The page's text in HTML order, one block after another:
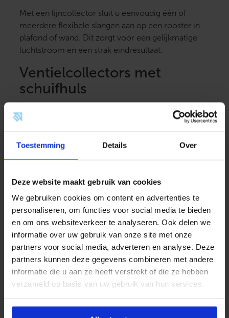
Toestemming Details Over
Deze website maakt gebruik van cookies
We gebruiken cookies om content en advertenties te
personaliseren, om functies voor social media te bieden
en om ons websiteverkeer te analyseren. Ook delen we
informatie over uw gebruik van onze site met onze
partners voor social media, adverteren en analyse. Deze
partners kunnen deze gegevens combineren met andere
informatie die u aan ze heeft verstrekt of die ze hebben
verzameld op basis van uw gebruik van hun services.
Met een lijncollector sluit u eenvoudig één of
meerdere flexibele slangen aan op een rooster in
plafond of wand. Dit zorgt voor een gelijkmatige
luchtstroom en een strak eindresultaat.
Ventielcollectors met
schuifhuls
Ventielcollectors zijn voorzien van een schuifhuls
en speciedeksel. Hierdoor kunt u de collector veilig
aansluiting op het ventiel verloopt daardoor snel en
zonder problemen.
Wandcollectors met
roosters
Wilt u lucht in- of uitlaten via een wandrooster, dan
kunt u gebruikmaken van een wandcollector. Deze
uitvoering is beschikbaar met verschillende
roosters, zoals geperforeerde of modellen met
vaste lamellen.
Voordelen van collectors